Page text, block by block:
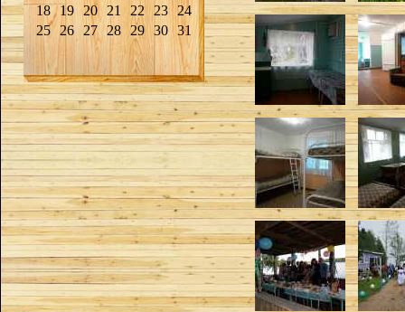
18
19 20 21 22 23
24
25 26 27 28 29 30 31